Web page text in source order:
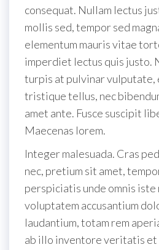
consequat. Nullam lectus
mollis sed, tempor sed
elementum mauris vitae
imperdiet lectus quis justo.
turpis at pulvinar
tristique tellus, nec
amet ante. Fusce suscipit
Maecenas lorem.
Integer malesuada. Cras
nec, pretium sit amet,
perspiciatis unde omnis
voluptatem accusantium
laudantium, totam rem
ab illo inventore veritatis et